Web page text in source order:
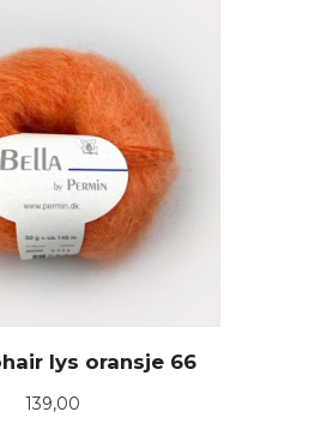
lys oransje 66
Pris
139,00